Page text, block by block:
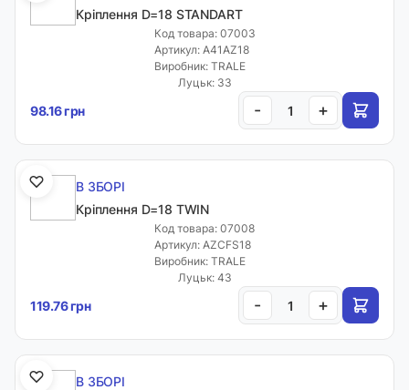
Кріплення D=18 STANDART
Код товара: 07003
Артикул: A41AZ18
Виробник: TRALE
Луцьк: 33
98.16 грн - +
В ЗБОРІ
Кріплення D=18 TWIN
Код товара: 07008
Артикул: AZCFS18
Виробник: TRALE
Луцьк: 43
119.76 грн - +
В ЗБОРІ